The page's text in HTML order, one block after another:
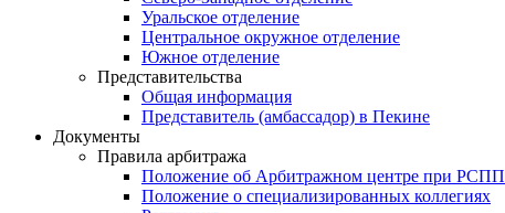
Уральское отделение
Центральное окружное отделение
Южное отделение
Представительства
Общая информация
Представитель (амбассадор) в Пекине
Документы
Правила арбитража
Положение об Арбитражном центре при РСПП
Положение о специализированных коллегиях